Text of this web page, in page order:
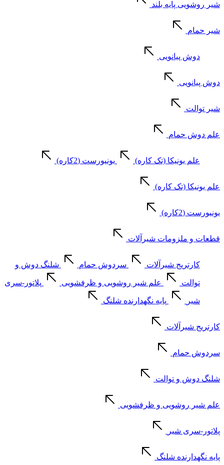
شیر روشویی پایه بلند
شیر حمام
دوش پیانویی
دوش پیانویی
شیر توالت
علم دوش حمام
علم یونیکا (تک کاره) یونیورست (2کاره)
علم یونیکا (تک کاره)
یونیورست (2کاره)
قطعات و ملزومات شیرآلات
کارتریج شیرآلات سردوش حمام شلنگ دوش و
توالت علم شیر روشویی و ظرفشویی پلاتور-سری
شیر پایه نگهدارنده شلنگ
کارتریج شیرآلات
سردوش حمام
شلنگ دوش و توالت
علم شیر روشویی و ظرفشویی
پلاتور-سری شیر
پایه نگهدارنده شلنگ